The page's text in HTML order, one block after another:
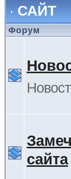
САЙТ
Форум
сайта